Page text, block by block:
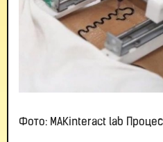
Фото: MAKinteract lab